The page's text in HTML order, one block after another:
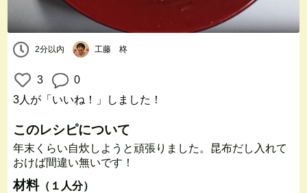
2分以内 工藤 柊
3
0
3人 が「いいね！」しました！
このレシピについて
年末くらい自炊しようと頑張りました。昆布だし入れて
おけば間違い無いです！
材料（１人分）